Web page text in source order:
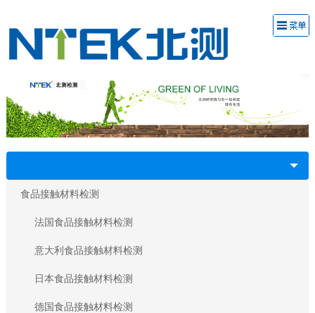
食品接触材料检测
法国食品接触材料检测
意大利食品接触材料检测
日本食品接触材料检测
德国食品接触材料检测